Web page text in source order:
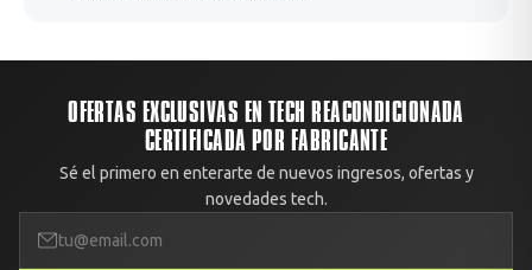
OFERTAS EXCLUSIVAS EN TECH REACONDICIONADA
CERTIFICADA POR FABRICANTE
Sé el primero en enterarte de nuevos ingresos, ofertas y
novedades tech.